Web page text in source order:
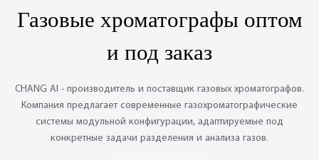
◎ Fokus Pembangunan
Produk
◎ Sistem Reka Bentuk
Газовые хроматографы оптом
и под заказ
CHANG AI - производитель и поставщик газовых хроматографов.
Компания предлагает современные газохроматографические
системы модульной конфигурации, адаптируемые под
конкретные задачи разделения и анализа газов.